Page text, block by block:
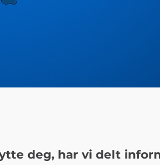
deg, har vi delt